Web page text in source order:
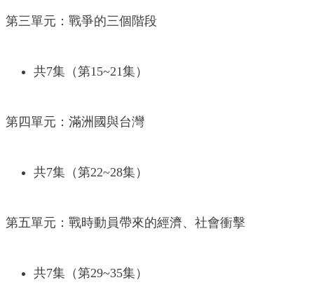
第三單元：戰爭的三個階段
共7集（第15~21集）
第四單元：滿洲國與台灣
共7集（第22~28集）
第五單元：戰時動員帶來的經濟、社會衝擊
共7集（第29~35集）